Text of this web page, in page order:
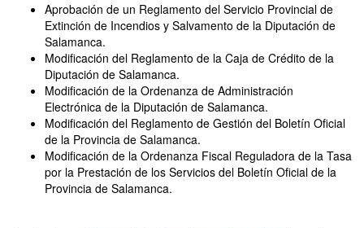
Aprobación de un Reglamento del Servicio Provincial de
Extinción de Incendios y Salvamento de la Diputación de
Salamanca.
Modificación del Reglamento de la Caja de Crédito de la
Diputación de Salamanca.
Modificación de la Ordenanza de Administración
Electrónica de la Diputación de Salamanca.
Modificación del Reglamento de Gestión del Boletín Oficial
de la Provincia de Salamanca.
Modificación de la Ordenanza Fiscal Reguladora de la Tasa
por la Prestación de los Servicios del Boletín Oficial de la
Provincia de Salamanca.